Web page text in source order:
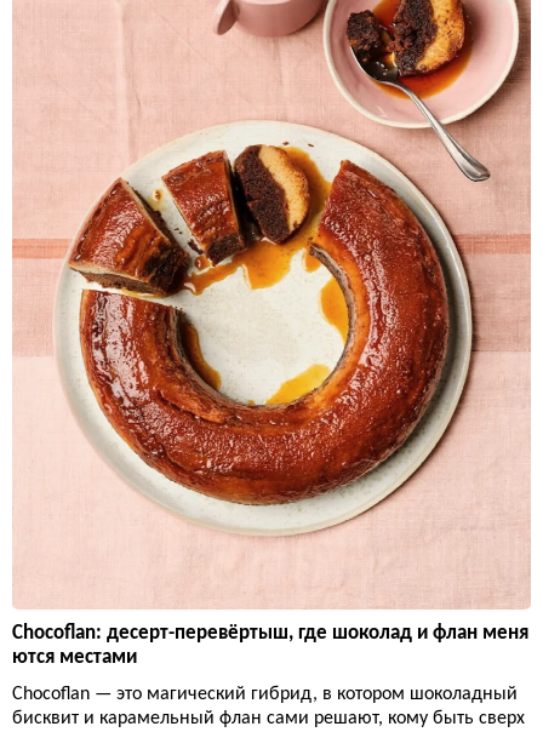
Chocoflan: десерт-перевёртыш, где шоколад и флан меня
ются местами
Chocoflan — это магический гибрид, в котором шоколадный
бисквит и карамельный флан сами решают, кому быть сверх